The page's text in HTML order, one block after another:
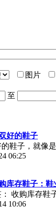
图片
至
好的鞋子
鞋子 ，就像
06:25
库存鞋子 ：
收购库存鞋
10:06